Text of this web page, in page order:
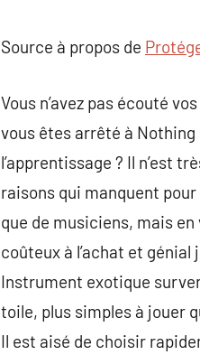
Source à propos de
Vous n’avez pas écouté
vous êtes arrêté à Nothing
l’apprentissage ? Il n’est
raisons qui manquent
que de musiciens, mais
coûteux à l’achat et
Instrument exotique
toile, plus simples à jouer
Il est aisé de choisir